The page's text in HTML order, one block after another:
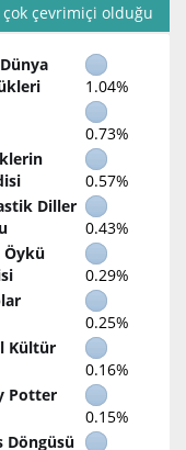
çok çevrimiçi olduğu
1.04%
0.73%
0.57%
Diller
0.43%
Öykü
0.29%
0.25%
Kültür
0.16%
Potter
0.15%
Döngüsü